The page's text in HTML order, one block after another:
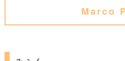
Marco